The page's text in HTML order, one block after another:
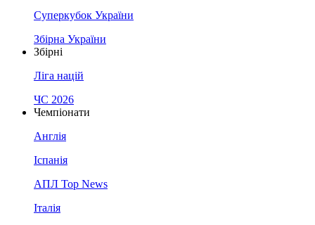
Суперкубок України
Збірна України
Збірні
Ліга націй
ЧС 2026
Чемпіонати
Англія
Іспанія
АПЛ Top News
Італія